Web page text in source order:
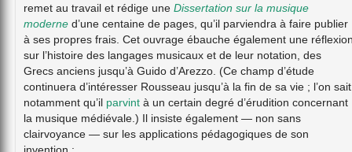
remet au travail et rédige une Dissertation sur la musique
moderne d’une centaine de pages, qu’il parviendra à faire publier
à ses propres frais. Cet ouvrage ébauche également une
sur l’histoire des langages musicaux et de leur notation, des
Grecs anciens jusqu’à Guido d’Arezzo. (Ce champ d’étude
continuera d’intéresser Rousseau jusqu’à la fin de sa vie ; l’on sait
notamment qu’il parvint à un certain degré d’érudition concernant
la musique médiévale.) Il insiste également — non sans
clairvoyance — sur les applications pédagogiques de son
invention :